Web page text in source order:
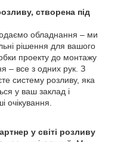
створена під
обладнання – ми
рішення для вашого
проекту до монтажу
– все з одних рук. З
систему розливу, яка
у ваш заклад і
очікування.
у світі розливу